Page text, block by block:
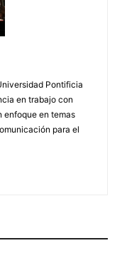
Pontificia
en trabajo con
enfoque en temas
para el